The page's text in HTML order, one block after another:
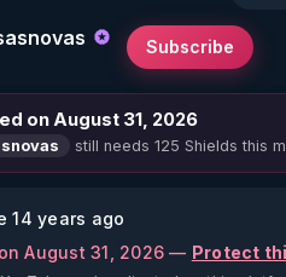
Subscribe
on August 31, 2026
still needs 125 Shields this
14 years ago
August 31, 2026 — Protect